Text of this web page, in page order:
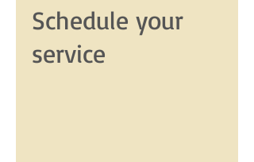
Schedule your
service